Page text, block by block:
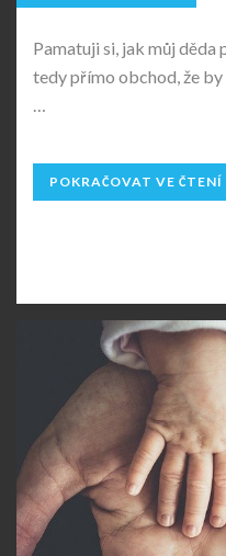
Pamatuji si, jak můj
tedy přímo obchod, že
…
POKRAČOVAT VE ČTENÍ